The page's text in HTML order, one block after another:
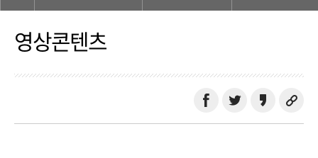
영상콘텐츠